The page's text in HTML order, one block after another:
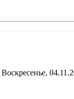
Воскресенье,